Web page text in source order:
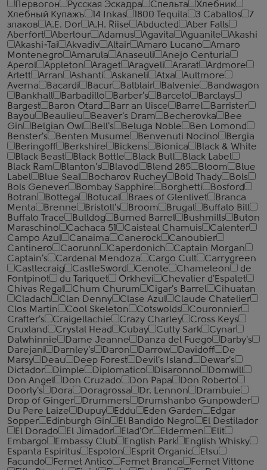
Первогон
Русская Эскадра Спельта
Хлебник
Хлебный Купажъ
14 Inkas 1800 Tequila 3 Caballos
7
злаков
A.E. Dor A.H. Riise Abducted
Aber Falls
Aberfort
Aberlour Adamus Agavita Aguanile
Akashi
Akashi-Tai
Akvadiv Altair Amaro Lucano
Amaro
Montenegro
Amarula Anaseuli
Anejo Centuria
Aperol
Appleton Araget Aragveli Ararat
Ardmore
Arlett
Arran Ashanti Askaneli Atxa
Aultmore
Averna
Bacardi Bacur Balblair Balvenie
Bandwagon
Bankhall
Barbadillo Barber's Barcelo
Barclays
Bargest
Baron Otard Barr an Uisce Barrel
Barrister
Bayou
Beaulieu Beaver's Dram Becherovka
Bee
Gin
Belgian Owl Bell's Beluga Noble
Ben Lomond
Benster's
Benten Musume Benvenuti Nocino
Bergia
Beringoff
Berkshire Bickens Bionica
Black & White
Black Beast
Black Bottle Black Bull
Black Label
Black Ram
Blanton's Blavod Blend 285 Bloom
Blue
Label
Blue Seal Bocharov Ruchey Bold Thady
Bols
Bols Genever
Bombay Sapphire Borghetti
Bosford
Botran
Bottega Botucal Braes of Glenlivet
Branca
Menta
Brenne Bristoll's Broom Brugal
Buffalo Bill
Buffalo Trace
Bulldog Burned Barrel Bushmills
Buton
Maraschino
Cachaca 51 Caisteal Chamuis
Calenter
Campo Azul
Canaima Canerock
Canoubier
Cantinero
Caorunn Caperdonich
Captain Morgan
Captain's
Cardenal Mendoza Cargo Cult
Carrygreen
Castlecraig
CastleSword Cenote Chameleon
de
Fontpinot
du Tariquet Orkhevi
Chevalier d'Espalet
Chivas Regal
Chum Churum Cigar's Barrel
Cihuatan
Cladach
Clan Denny Clase Azul
Claude Chatelier
Clos Martin
Cool Skeleton Cotswolds
Couronnier
Crafter's
Craigellachie Crazy Charley
Cross Keys
Cruxland
Crystal Head Cubay Cutty Sark
Cynar
Dalwhinnie
Dame Jeanne Danza del Fuego
Darby's
Darejani
Darnley's Daron Darrow Davidoff
De
Marsy
Deau Deep Forest Devil's Island
Dewar's
Dictador
Dimple Diplomatico Disaronno
Domwill
Don Angel
Don Cruzado Don Papa
Don Roberto
Doorly's
Dora Doragrossa Dr. Lennon
Drambuie
Drop of Ginger
Drummers
Drumshanbo Gunpowder
Du Pere Laize
Dupuy Eddu Eden Garden
Edgar
Sopper
Edinburgh Gin El Bandido Negro
El Destilador
El Dorado
El Jimador Elad'Or Eldermen
Elit
Embargo
Embassy Club English Park
English Whisky
Espanta Espiritus
Espolon Esprit Organic
Etsu
Facundo
Fernet Antico Fernet Branca
Fernet Vittone